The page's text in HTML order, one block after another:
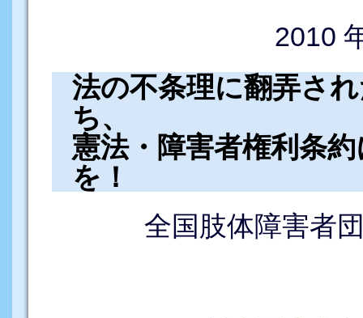
2010
法の不条理に翻弄さ
ち、
憲法・障害者権利条
を！
全国肢体障害者